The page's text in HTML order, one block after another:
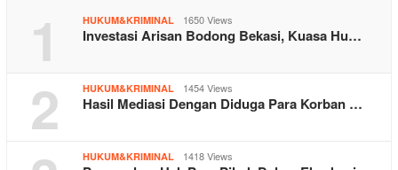
1 HUKUM&KRIMINAL 1650 Views
Investasi Arisan Bodong Bekasi, Kuasa Hu…
2 HUKUM&KRIMINAL 1454 Views
Hasil Mediasi Dengan Diduga Para Korban …
HUKUM&KRIMINAL 1418 Views